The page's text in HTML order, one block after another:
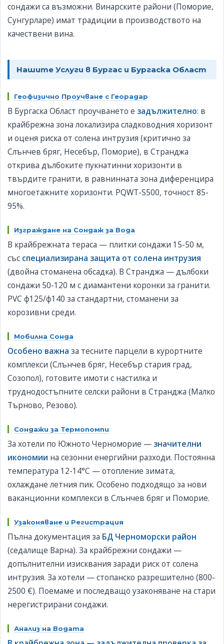
сондажи са възможни. Винарските райони (Поморие,
Сунгурларе) имат традиции в производството на
качествени вина.
Нашите Услуги в Бургас и Бургаска Област
Геофизично Проучване с Георадар
В Бургаска Област проучването е задължително: в
крайбрежна зона локализира сладководния хоризонт
и оценя риска от солена интрузия (критично за
Слънчев бряг, Несебър, Поморие), в Странджа
открива дълбоките пукнатинни хоризонти в
твърдите гранити, в равнинната зона диференцира
многоетажните хоризонти. PQWT-S500, точност 85-
95%.
Изграждане на Сондаж за Вода
В крайбрежната тераса — плитки сондажи 15-50 м,
със специализирана защита от солена интрузия
(двойна стоманена обсадка). В Странджа — дълбоки
сондажи 50-120 м с диамантени коронки за гранити.
PVC ф125/ф140 за стандартни, стоманени за
корозивни среди.
Мобилна Сонда
Особено важна за тесните парцели в курортните
комплекси (Слънчев бряг, Несебър стария град,
Созопол), готовите имоти с настилка и
труднодостъпните селски райони в Странджа (Малко
Търново, Резово).
Сондажи за Термопомпи
За хотели по Южното Черноморие — значителни
икономии на сезонни енергийни разходи. Постоянна
температура 12-14°C — отопление зимата,
охлаждане летния пик. Особено подходящо за нови
ваканционни комплекси в Слънчев бряг и Поморие.
Узаконяване и Регистрация
Пълна документация за БД Черноморски район
(седалище Варна). За крайбрежни сондажи —
допълнителни изисквания заради риск от солена
интрузия. За хотели — стопанско разрешително (800-
2500 €). Поемаме и последващо узаконяване на стари
нерегистрирани сондажи.
Анализ на Водата